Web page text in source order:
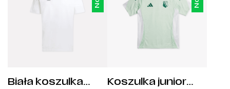
Biała koszulka
Koszulka junior